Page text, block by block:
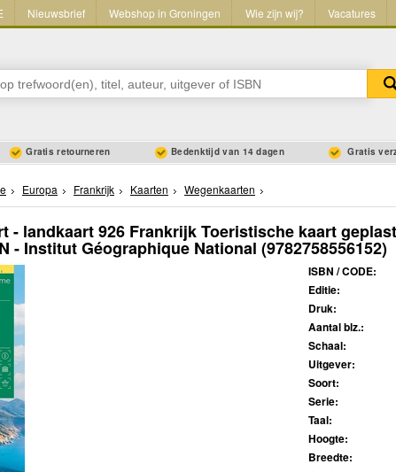
Nieuwsbrief Webshop in Groningen Wie zijn wij? Vacatures
Gratis retourneren Bedenktijd van 14 dagen Gratis
Europa Frankrijk Kaarten Wegenkaarten
- landkaart 926 Frankrijk Toeristische kaart
- Institut Géographique National (9782758556152)
ISBN / CODE:
Editie:
Druk:
Aantal blz.:
Schaal:
Uitgever:
Soort:
Serie:
Taal:
Hoogte:
Breedte: